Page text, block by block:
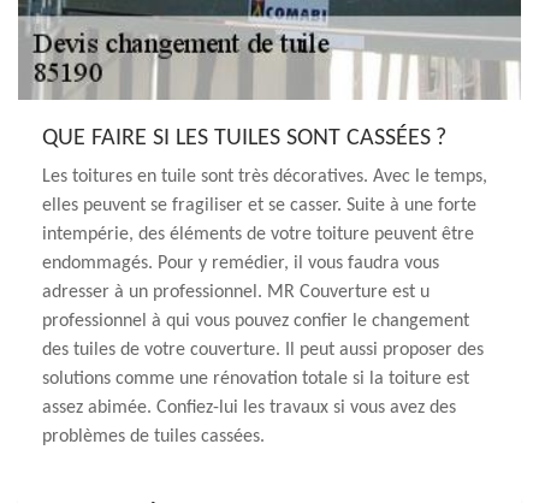
QUE FAIRE SI LES TUILES SONT CASSÉES ?
Les toitures en tuile sont très décoratives. Avec le temps,
elles peuvent se fragiliser et se casser. Suite à une forte
intempérie, des éléments de votre toiture peuvent être
endommagés. Pour y remédier, il vous faudra vous
adresser à un professionnel. MR Couverture est u
professionnel à qui vous pouvez confier le changement
des tuiles de votre couverture. Il peut aussi proposer des
solutions comme une rénovation totale si la toiture est
assez abimée. Confiez-lui les travaux si vous avez des
problèmes de tuiles cassées.